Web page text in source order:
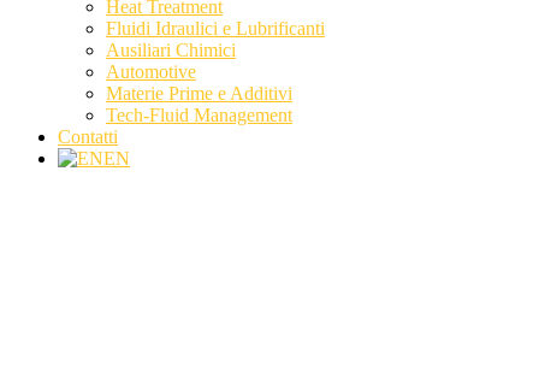
Heat Treatment
Fluidi Idraulici e Lubrificanti
Ausiliari Chimici
Automotive
Materie Prime e Additivi
Tech-Fluid Management
Contatti
EN